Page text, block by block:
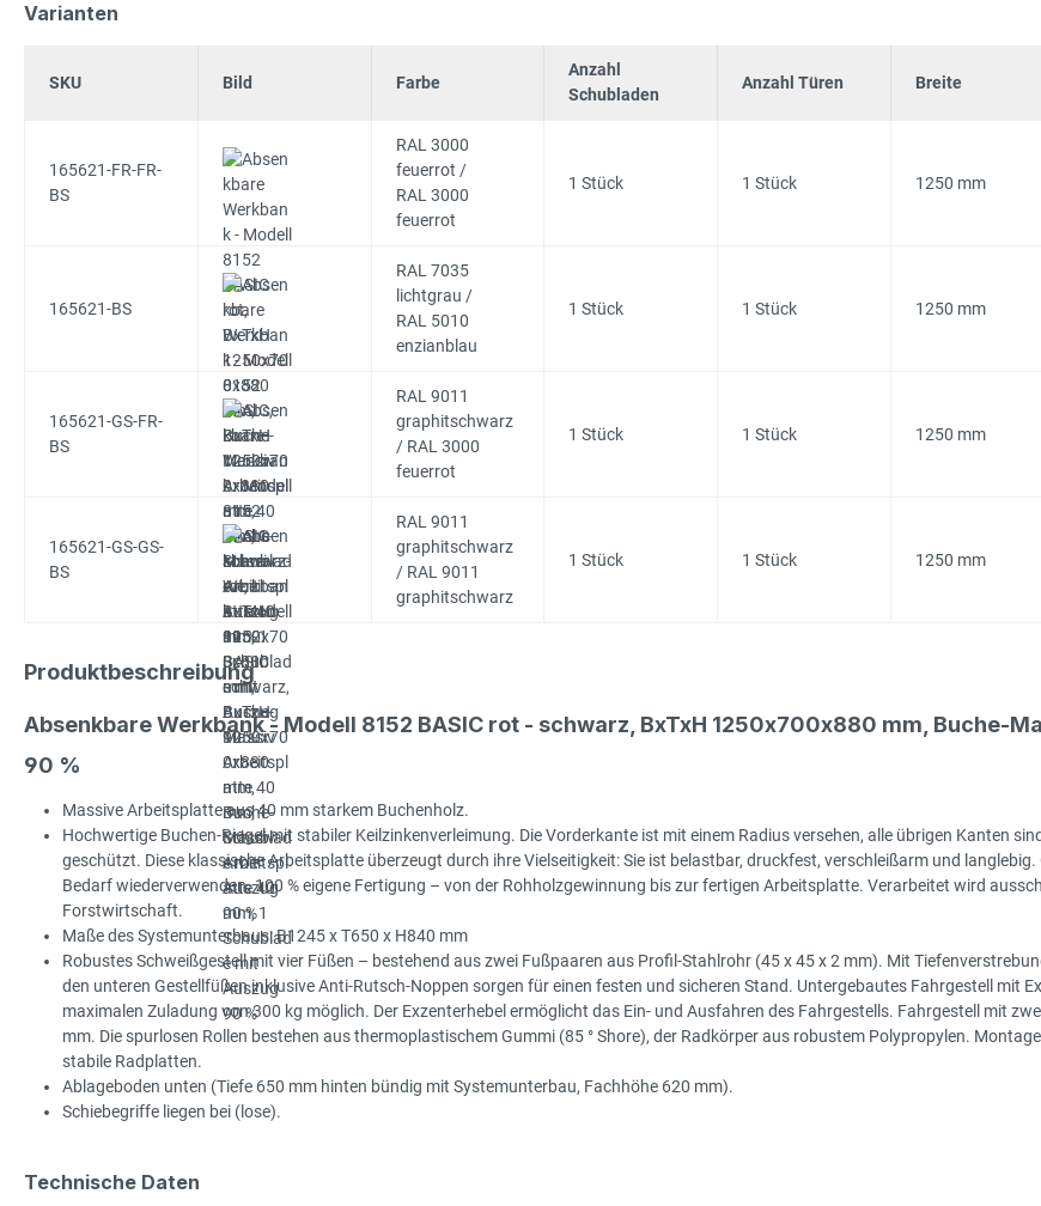
Varianten
SKU Bild Farbe
Anzahl
Schubladen
Anzahl Türen Breite
165621-FR-FR-
BS
RAL 3000
feuerrot /
RAL 3000
feuerrot
1 Stück 1 Stück 1250 mm
165621-BS
RAL 7035
lichtgrau /
RAL 5010
enzianblau
1 Stück 1 Stück 1250 mm
165621-GS-FR-
BS
RAL 9011
graphitschwarz
/ RAL 3000
feuerrot
1 Stück 1 Stück 1250 mm
165621-GS-GS-
BS
RAL 9011
graphitschwarz
/ RAL 9011
graphitschwarz
1 Stück 1 Stück 1250 mm
Produktbeschreibung
Absenkbare Werkbank - Modell 8152 BASIC rot - schwarz, BxTxH 1250x700x880 mm, Buche-
90 %
Massive Arbeitsplatte aus 40 mm starkem Buchenholz.
Hochwertige Buchen-Riegel mit stabiler Keilzinkenverleimung. Die Vorderkante ist mit einem Radius versehen, alle übrigen Kanten
geschützt. Diese klassische Arbeitsplatte überzeugt durch ihre Vielseitigkeit: Sie ist belastbar, druckfest, verschleißarm und
Bedarf wiederverwenden. 100 % eigene Fertigung – von der Rohholzgewinnung bis zur fertigen Arbeitsplatte. Verarbeitet wird
Forstwirtschaft.
Maße des Systemunterbaus: B1245 x T650 x H840 mm
Robustes Schweißgestell mit vier Füßen – bestehend aus zwei Fußpaaren aus Profil-Stahlrohr (45 x 45 x 2 mm). Mit
den unteren Gestellfüßen inklusive Anti-Rutsch-Noppen sorgen für einen festen und sicheren Stand. Untergebautes Fahrgestell mit
maximalen Zuladung von 300 kg möglich. Der Exzenterhebel ermöglicht das Ein- und Ausfahren des Fahrgestells. Fahrgestell mit
mm. Die spurlosen Rollen bestehen aus thermoplastischem Gummi (85 ° Shore), der Radkörper aus robustem Polypropylen.
stabile Radplatten.
Ablageboden unten (Tiefe 650 mm hinten bündig mit Systemunterbau, Fachhöhe 620 mm).
Schiebegriffe liegen bei (lose).
Technische Daten